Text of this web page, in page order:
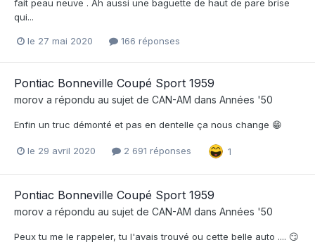
fait peau neuve . Ah aussi une baguette de haut de pare brise
qui...
le 27 mai 2020 166 réponses
Pontiac Bonneville Coupé Sport 1959
morov a répondu au sujet de CAN-AM dans Années '50
Enfin un truc démonté et pas en dentelle ça nous change 😁
le 29 avril 2020 2 691 réponses 1
Pontiac Bonneville Coupé Sport 1959
morov a répondu au sujet de CAN-AM dans Années '50
Peux tu me le rappeler, tu l'avais trouvé ou cette belle auto .... 😏